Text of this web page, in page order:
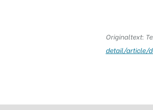
Originaltext:
detail/article/